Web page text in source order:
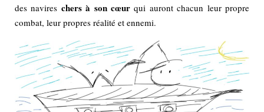
des navires chers à son cœur qui auront chacun leur propre
combat, leur propres réalité et ennemi.